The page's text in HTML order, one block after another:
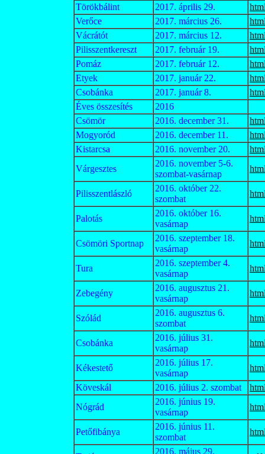
Törökbálint
2017. április 29.
Verőce
2017. március 26.
Vácrátót
2017. március 12.
Pilisszentkereszt
2017. február 19.
Pomáz
2017. február 12.
Etyek
2017. január 22.
Csobánka
2017. január 8.
Éves összesítés
2016
Csömör
2016. december 31.
Mogyoród
2016. december 11.
Kistarcsa
2016. november 20.
Várgesztes
2016. november 5-6.
szombat-vasárnap
Pilisszentlászló
2016. október 22.
szombat
Palotás
2016. október 16.
vasárnap
Csömöri Sportnap
2016. szeptember 18.
vasárnap
Tura
2016. szeptember 4.
vasárnap
Zebegény
2016. augusztus 21.
vasárnap
Szólád
2016. augusztus 6.
szombat
Csobánka
2016. július 31.
vasárnap
Kékestető
2016. július 17.
vasárnap
Köveskál
2016. július 2. szombat
Nógrád
2016. június 19.
vasárnap
Petőfibánya
2016. június 11.
szombat
2016. május 29.